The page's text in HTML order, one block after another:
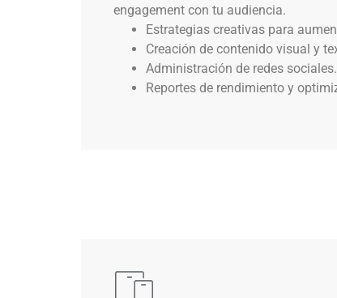
engagement con tu audiencia.
Estrategias creativas para
Creación de contenido visual y
Administración de redes sociales.
Reportes de rendimiento y